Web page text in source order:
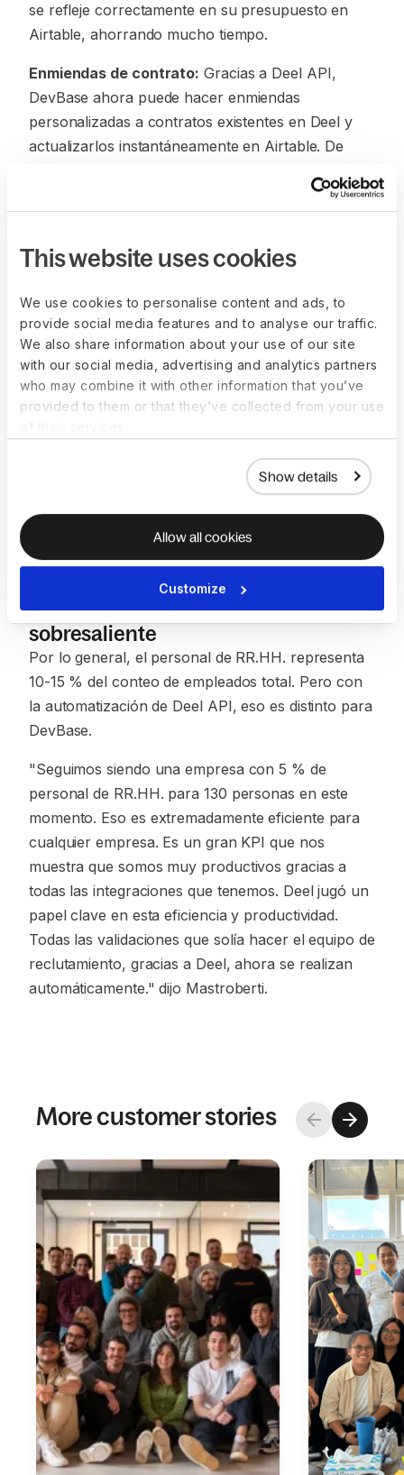
This website uses cookies
We use cookies to personalise content and ads, to
provide social media features and to analyse our traffic.
We also share information about your use of our site
with our social media, advertising and analytics partners
who may combine it with other information that you’ve
provided to them or that they’ve collected from your use
Show details
Allow all cookies
Customize
se refleje correctamente en su presupuesto en
Airtable, ahorrando mucho tiempo.
Enmiendas de contrato: Gracias a Deel API,
DevBase ahora puede hacer enmiendas
personalizadas a contratos existentes en Deel y
actualizarlos instantáneamente en Airtable. De
información de los trabajadores sincronizada
El equipo de DevBase también personalizó la
reciban notificaciones automáticas por correo
electrónico en caso de que algún elemento de la
enmienda requiera revisión manual.
Terminación de contratos:Para automatizar de
principio a fin el ciclo de vida del contrato,
DevBase, junto con el equipo de Deel API, está
desarrollando una integración personalizada para
que, cada vez que se termine un contrato en Deel,
también se termine en Airtable.
Aprovechando la Deel API para una
productividad de RR.HH.
sobresaliente
Por lo general, el personal de RR.HH. representa
10-15 % del conteo de empleados total. Pero con
la automatización de Deel API, eso es distinto para
DevBase.
"Seguimos siendo una empresa con 5 % de
personal de RR.HH. para 130 personas en este
momento. Eso es extremadamente eficiente para
cualquier empresa. Es un gran KPI que nos
muestra que somos muy productivos gracias a
todas las integraciones que tenemos. Deel jugó un
papel clave en esta eficiencia y productividad.
Todas las validaciones que solía hacer el equipo de
reclutamiento, gracias a Deel, ahora se realizan
automáticamente." dijo Mastroberti.
More customer stories